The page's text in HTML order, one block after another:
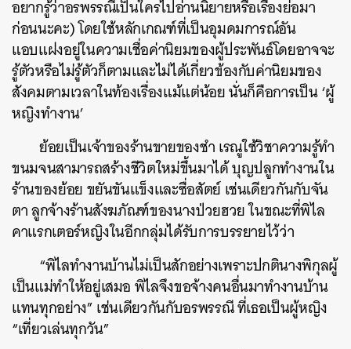
อยากรู้ว่าอรพรรณีเป็นใครไปอ่านนิยายหรือเรื่องย่อมา
ก่อนนะคะ) โดยใช้หลักเกณฑ์ที่เป็นอุมดมการณ์อัน
แอบแฝงอยู่ในความเชื่อค่านิยมของผู้ประพันธ์โดยอาจจะ
รู้ตัวหรือไม่รู้ตัวก็ตามและไม่ได้เกี่ยวข้องกับค่านิยมของ
สังคมตามเวลาในท้องเรื่องแม้แต่น้อย นั่นก็คือการเป็น ‘ผู้
หญิงทำงาน’
ย้อยเป็นเจ้าของร้านขายของชำ เรณูใช้วิชาความรู้ทำ
ขนมจนสามารถสร้างชีวิตใหม่ขึ้นมาได้ บุญปลูกทำงานใน
ร้านของย้อย ขยันขันแข็งและซื่อสัตย์ เช่นเดียวกันกับจัน
ตา ลูกจ้างร้านสังฆภัณฑ์ของนางป่วยฮวย ในขณะที่พิไล
คาแรกเตอร์หญิงในอีกกลุ่มได้รับการบรรยายไว้ว่า
“พิไลทำงานบ้านไม่เป็นสักอย่างเพราะปกตินางพิกุลผู้
เป็นแม่ทำให้อยู่เสมอ พิไลจึงขอจ้างคนอื่นมาทำงานบ้าน
แทนทุกอย่าง” เช่นเดียวกันกับอรพรรณี ที่เธอเป็นผู้หญิง
“เที่ยวเล่นทุกวัน”